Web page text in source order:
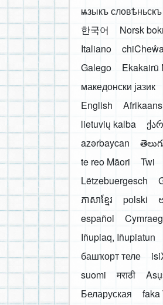
ѩзыкъ словѣньскъ
한국어
Norsk
Italiano
Galego
Ekakairũ
македонски јазик
English
Afrikaans
lietuvių kalba
azərbaycan
te reo Māori
Twi
Lëtzebuergesch
ភាសាខ្មែរ
polski
español
Cymraeg
Iñupiaq, Iñupiatun
башҡорт теле
suomi
मराठी
Беларуская
faka